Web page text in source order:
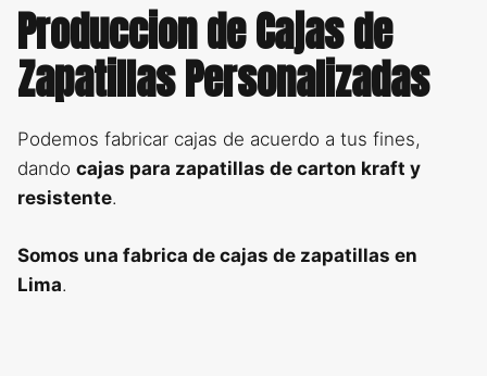
Produccion de Cajas de
Zapatillas Personalizadas
Podemos fabricar cajas de acuerdo a tus fines,
dando cajas para zapatillas de carton kraft y
resistente.
Somos una fabrica de cajas de zapatillas en
Lima.